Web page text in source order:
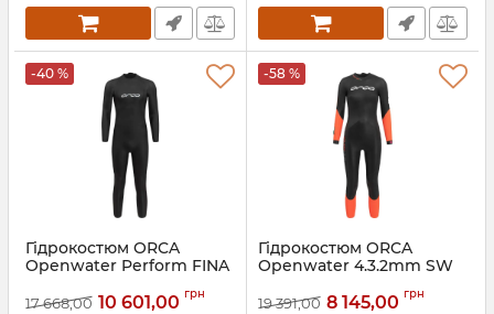
-40 %
Гідрокостюм ORCA
Openwater Perform FINA
Артикул: LN2F0901
17 668,00 10 601,00 грн
-58 %
Гідрокостюм ORCA
Openwater 4.3.2mm SW
Артикул: KN604601
19 391,00 8 145,00 грн